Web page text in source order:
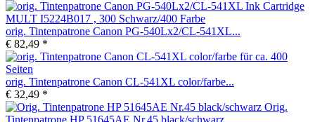
orig. Tintenpatrone Canon PG-540Lx2/CL-541XL...
€ 82,49 *
orig. Tintenpatrone Canon CL-541XL color/farbe...
€ 32,49 *
Orig.
Tintenpatrone HP 51645AE Nr.45 black/schwarz